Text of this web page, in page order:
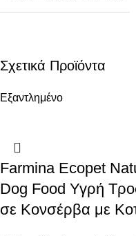
Σχετικά Προϊόντα
Εξαντλημένο
Farmina Ecopet
Dog Food Υγρή
σε Κονσέρβα με